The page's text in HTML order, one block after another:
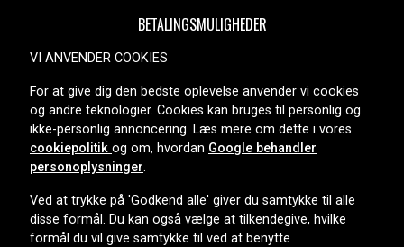
BETALINGSMULIGHEDER
LEVERINGSMULIGHEDER
VI ANVENDER COOKIES
For at give dig den bedste oplevelse anvender vi cookies
og andre teknologier. Cookies kan bruges til personlig og
ikke-personlig annoncering. Læs mere om dette i vores
cookiepolitik og om, hvordan Google behandler
personoplysninger.
Ved at trykke på 'Godkend alle' giver du samtykke til alle
disse formål. Du kan også vælge at tilkendegive, hvilke
formål du vil give samtykke til ved at benytte